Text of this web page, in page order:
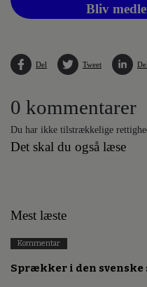
Bliv
Del Tweet Del
0 kommentarer
Du har ikke tilstrækkelige
Det skal du også læse
Mest læste
Kommentar
Sprækker i den